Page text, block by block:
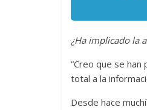
¿Ha implicado la
“Creo que se
total a la
Desde hace
Las series-caramelos
Shondaland
13 marzo, 2026 Julio Martínez